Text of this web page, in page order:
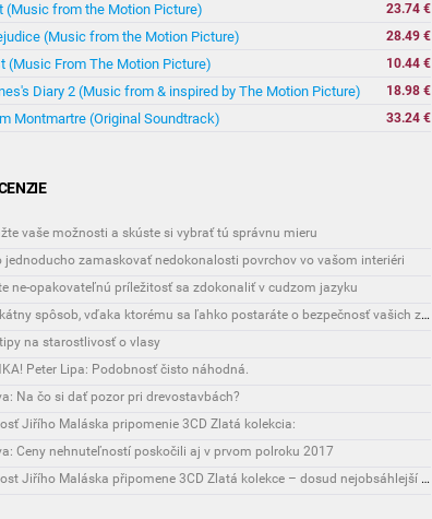
(Music from the Motion Picture) 23.74 €
(Music from the Motion Picture) 28.49 €
(Music From The Motion Picture) 10.44 €
Diary 2 (Music from & inspired by The Motion Picture) 18.98 €
Montmartre (Original Soundtrack) 33.24 €
vaše možnosti a skúste si vybrať tú správnu mieru
jednoducho zamaskovať nedokonalosti povrchov vo vašom interiéri
ne-opakovateľnú príležitosť sa zdokonaliť v cudzom jazyku
Interesante: Unikátny spôsob, vďaka ktorému sa ľahko postaráte o bezpečnosť vašich zásielok
na starostlivosť o vlasy
Peter Lipa: Podobnosť čisto náhodná.
Na čo si dať pozor pri drevostavbách?
Jiřího Maláska pripomenie 3CD Zlatá kolekcia:
Ceny nehnuteľností poskočili aj v prvom polroku 2017
Novinky: Osobnost Jiřího Maláska připomene 3CD Zlatá kolekce – dosud nejobsáhlejší soubor nahrávek legendárního umělce!